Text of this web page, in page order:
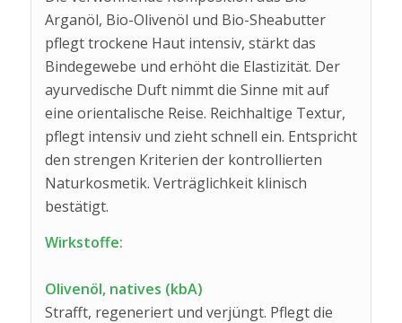
Arganöl, Bio-Olivenöl und Bio-Sheabutter
pflegt trockene Haut intensiv, stärkt das
Bindegewebe und erhöht die Elastizität. Der
ayurvedische Duft nimmt die Sinne mit auf
eine orientalische Reise. Reichhaltige Textur,
pflegt intensiv und zieht schnell ein. Entspricht
den strengen Kriterien der kontrollierten
Naturkosmetik. Verträglichkeit klinisch
bestätigt.
Wirkstoffe:
Olivenöl, natives (kbA)
Strafft, regeneriert und verjüngt. Pflegt die